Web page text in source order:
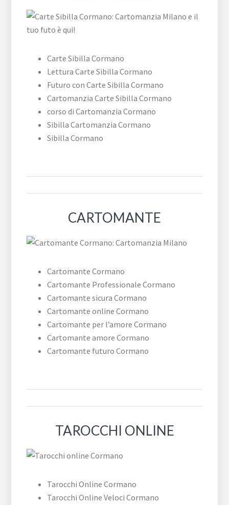
Carte Sibilla Cormano
Lettura Carte Sibilla Cormano
Futuro con Carte Sibilla Cormano
Cartomanzia Carte Sibilla Cormano
corso di Cartomanzia Cormano
Sibilla Cartomanzia Cormano
Sibilla Cormano
CARTOMANTE
Cartomante Cormano
Cartomante Professionale Cormano
Cartomante sicura Cormano
Cartomante online Cormano
Cartomante per l’amore Cormano
Cartomante amore Cormano
Cartomante futuro Cormano
TAROCCHI ONLINE
Tarocchi Online Cormano
Tarocchi Online Veloci Cormano